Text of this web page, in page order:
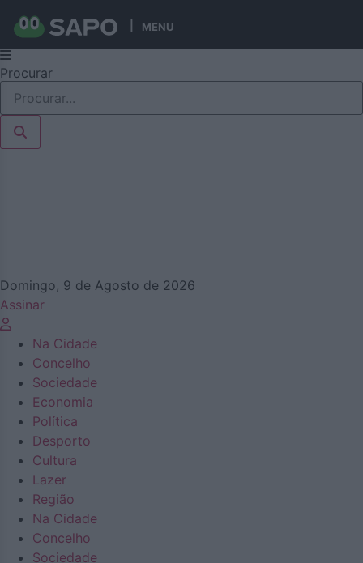
MENU
Pular
para
conteúdo
Procurar
Domingo, 9 de Agosto de 2026
Assinar
Na Cidade
Concelho
Sociedade
Economia
Política
Desporto
Cultura
Lazer
Região
Na Cidade
Concelho
Sociedade